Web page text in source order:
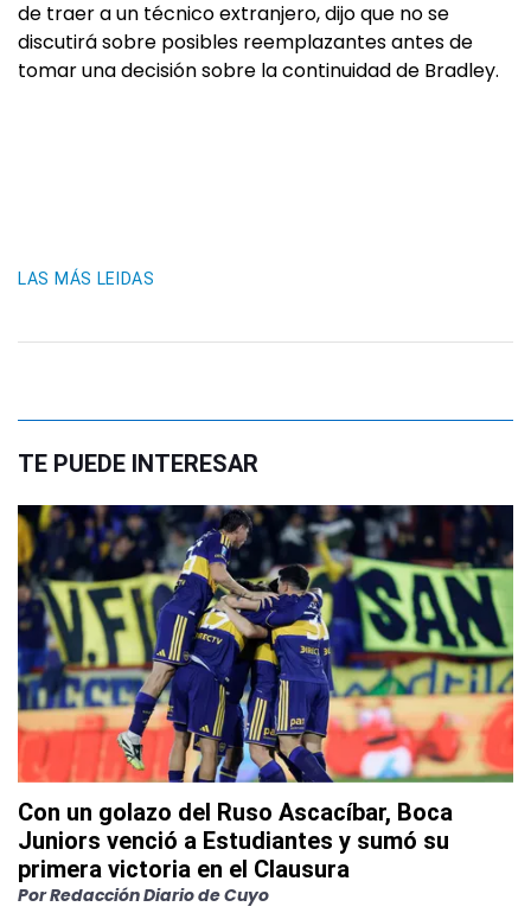
de traer a un técnico extranjero, dijo que no se
discutirá sobre posibles reemplazantes antes de
tomar una decisión sobre la continuidad de Bradley.
LAS MÁS LEIDAS
TE PUEDE INTERESAR
Con un golazo del Ruso Ascacíbar, Boca
Juniors venció a Estudiantes y sumó su
primera victoria en el Clausura
PorRedacción Diario de Cuyo